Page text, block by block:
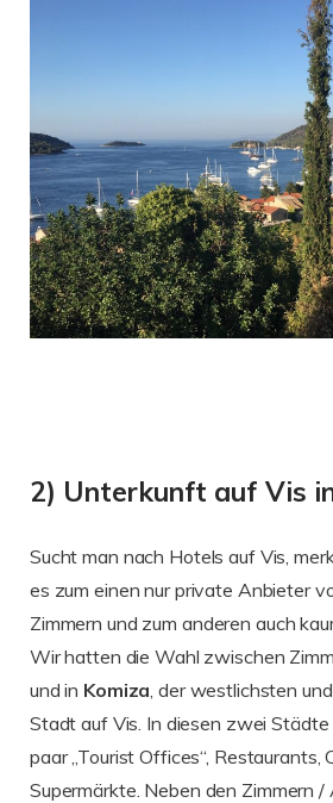
2) Unterkunft auf Vis
Sucht man nach Hotels auf Vis,
es zum einen nur private Anbieter
Zimmern und zum anderen auch
Wir hatten die Wahl zwischen
und in Komiza , der westlichsten
Stadt auf Vis. In diesen zwei
paar „Tourist Offices“, Restaurants,
Supermärkte. Neben den Zimmern